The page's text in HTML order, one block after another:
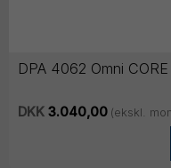
DPA 4062 Omni
DKK 3.040,00 (ekskl.